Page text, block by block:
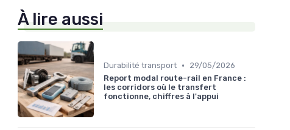
À lire aussi
Durabilité transport •
29/05/2026
Report modal route-rail en France :
les corridors où le transfert
fonctionne, chiffres à l'appui